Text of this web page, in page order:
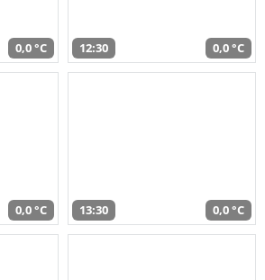
0,0 °C 12:30 0,0 °C
0,0 °C 13:30 0,0 °C